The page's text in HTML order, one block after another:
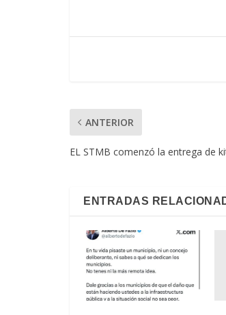
ANTERIOR
EL STMB comenzó la entrega de
ENTRADAS